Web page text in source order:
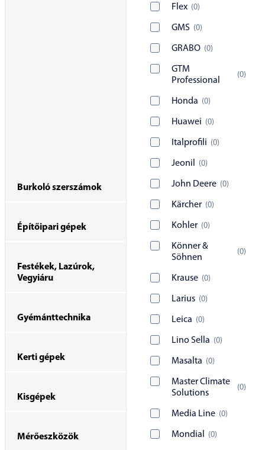
Flex (0)
GMS (0)
GRABO (0)
GTM
Professional
(0)
Honda (0)
Huawei (0)
Italprofili (0)
Jeonil (0)
John Deere (0)
Kärcher (0)
Kohler (0)
Könner &
Söhnen
(0)
Krause (0)
Larius (0)
Leica (0)
Lino Sella (0)
Masalta (0)
Master Climate
Solutions
(0)
Media Line (0)
Mondial (0)
Burkoló szerszámok
Építőipari gépek
Festékek, Lazúrok,
Vegyiáru
Gyémánttechnika
Kerti gépek
Kisgépek
Mérőeszközök